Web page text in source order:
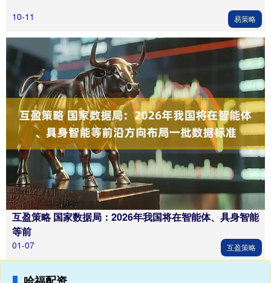
10-11 易策略
互盈策略 国家数据局：2026年我国将在智能体、具身智能
等前
01-07 互盈策略